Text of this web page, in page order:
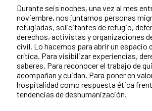
Durante seis noches, una vez al mes
noviembre, nos juntamos personas
refugiadas, solicitantes de refugio,
derechos, activistas y organizaciones
civil. Lo hacemos para abrir un espacio
crítica. Para visibilizar experiencias,
saberes. Para reconocer el trabajo de
acompañan y cuidan. Para poner en
hospitalidad como respuesta ética
tendencias de deshumanización.